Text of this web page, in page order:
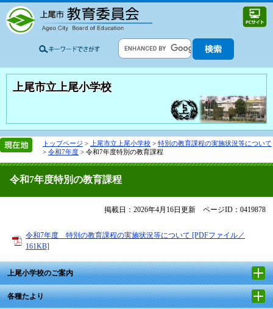
上尾市立上尾小学校
トップページ > 上尾市立上尾小学校 > 特別の教育課程の実施状況等について
> 令和7年度 > 令和7年度特別の教育課程
令和7年度特別の教育課程
掲載日：2026年4月16日更新 ページID：0419878
令和7年度 特別の教育課程の実施状況等について [PDFファイル／
161KB]
上尾小学校のご案内
各種たより